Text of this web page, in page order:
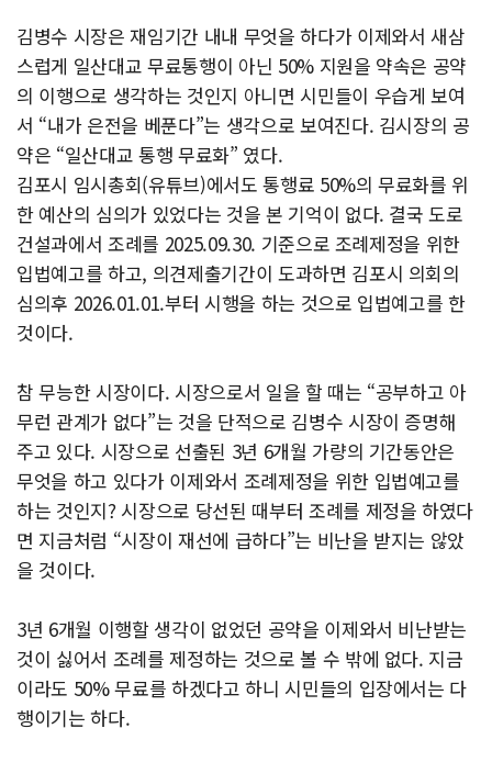
김병수 시장은 재임기간 내내 무엇을 하다가 이제와서 새삼
스럽게 일산대교 무료통행이 아닌 50% 지원을 약속은 공약
의 이행으로 생각하는 것인지 아니면 시민들이 우습게 보여
서 “내가 은전을 베푼다”는 생각으로 보여진다. 김시장의 공
약은 “일산대교 통행 무료화” 였다.
김포시 임시총회(유튜브)에서도 통행료 50%의 무료화를 위
한 예산의 심의가 있었다는 것을 본 기억이 없다. 결국 도로
건설과에서 조례를 2025.09.30. 기준으로 조례제정을 위한
입법예고를 하고, 의견제출기간이 도과하면 김포시 의회의
심의후 2026.01.01.부터 시행을 하는 것으로 입법예고를 한
것이다.
참 무능한 시장이다. 시장으로서 일을 할 때는 “공부하고 아
무런 관계가 없다”는 것을 단적으로 김병수 시장이 증명해
주고 있다. 시장으로 선출된 3년 6개월 가량의 기간동안은
무엇을 하고 있다가 이제와서 조례제정을 위한 입법예고를
하는 것인지? 시장으로 당선된 때부터 조례를 제정을 하였다
면 지금처럼 “시장이 재선에 급하다”는 비난을 받지는 않았
을 것이다.
3년 6개월 이행할 생각이 없었던 공약을 이제와서 비난받는
것이 싫어서 조례를 제정하는 것으로 볼 수 밖에 없다. 지금
이라도 50% 무료를 하겠다고 하니 시민들의 입장에서는 다
행이기는 하다.